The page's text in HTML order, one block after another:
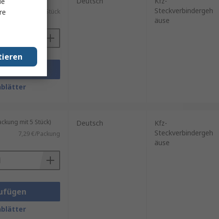
2,964 €/Stück
Steckverbindergeh
äuse
mit 5 Stück)
7,29 €/Packung
Deutsch
Kfz-
Steckverbindergeh
äuse